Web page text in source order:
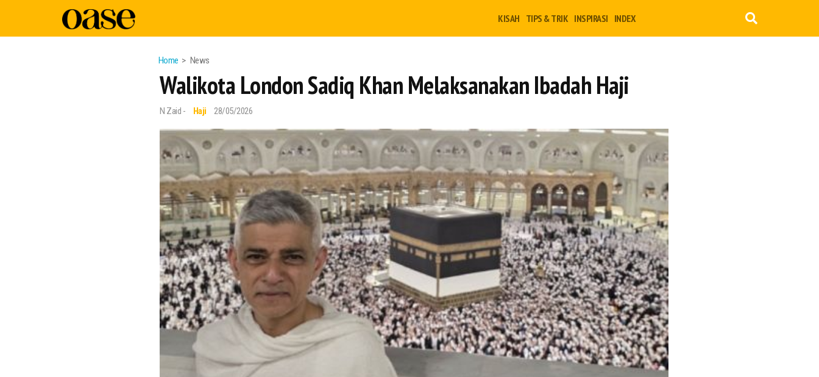
KISAH TIPS & TRIK INSPIRASI INDEX
Home News
Walikota London Sadiq Khan Melaksanakan Ibadah Haji
N Zaid - Haji 28/05/2026